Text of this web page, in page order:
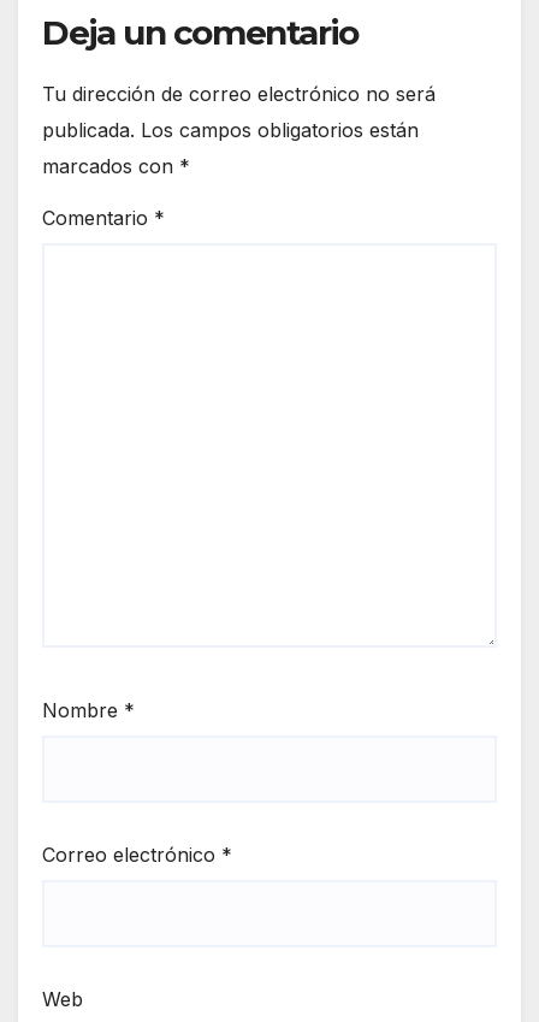
Deja un comentario
Tu dirección de correo electrónico no será
publicada. Los campos obligatorios están
marcados con *
Comentario *
Nombre *
Correo electrónico *
Web